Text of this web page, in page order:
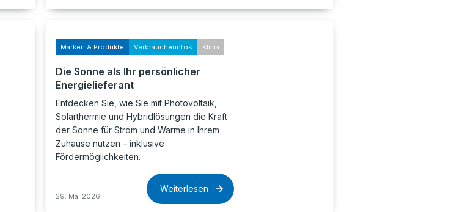
Marken & Produkte Verbraucherinfos Klima
Die Sonne als Ihr persönlicher
Energielieferant
Entdecken Sie, wie Sie mit Photovoltaik,
Solarthermie und Hybridlösungen die Kraft
der Sonne für Strom und Wärme in Ihrem
Zuhause nutzen – inklusive
Fördermöglichkeiten.
29. Mai 2026
Weiterlesen